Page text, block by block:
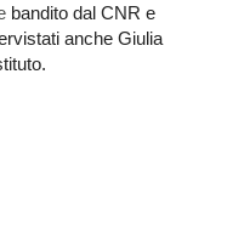
bandito dal CNR e
anche Giulia